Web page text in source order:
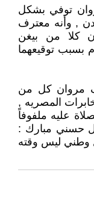
توفي بشكل
في لندن , وأنه معترف
كلا من بيغن
بسبب توقيعهما
مروان كل من
المصريه ,
عليه ملفوفاً
حسني مبارك :
وطني ليس وقته